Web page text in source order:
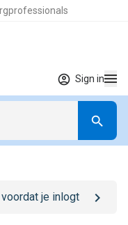
Sign in
je inlogt